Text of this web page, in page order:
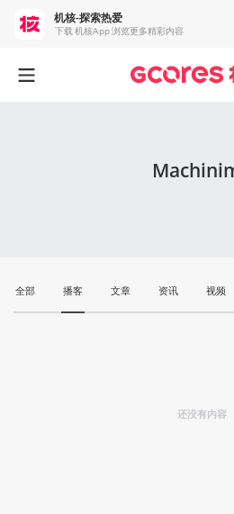
全部 播客 文章 资讯 视频
还没有内容
机核-探索热爱
下载 机核App 浏览更多精彩内容